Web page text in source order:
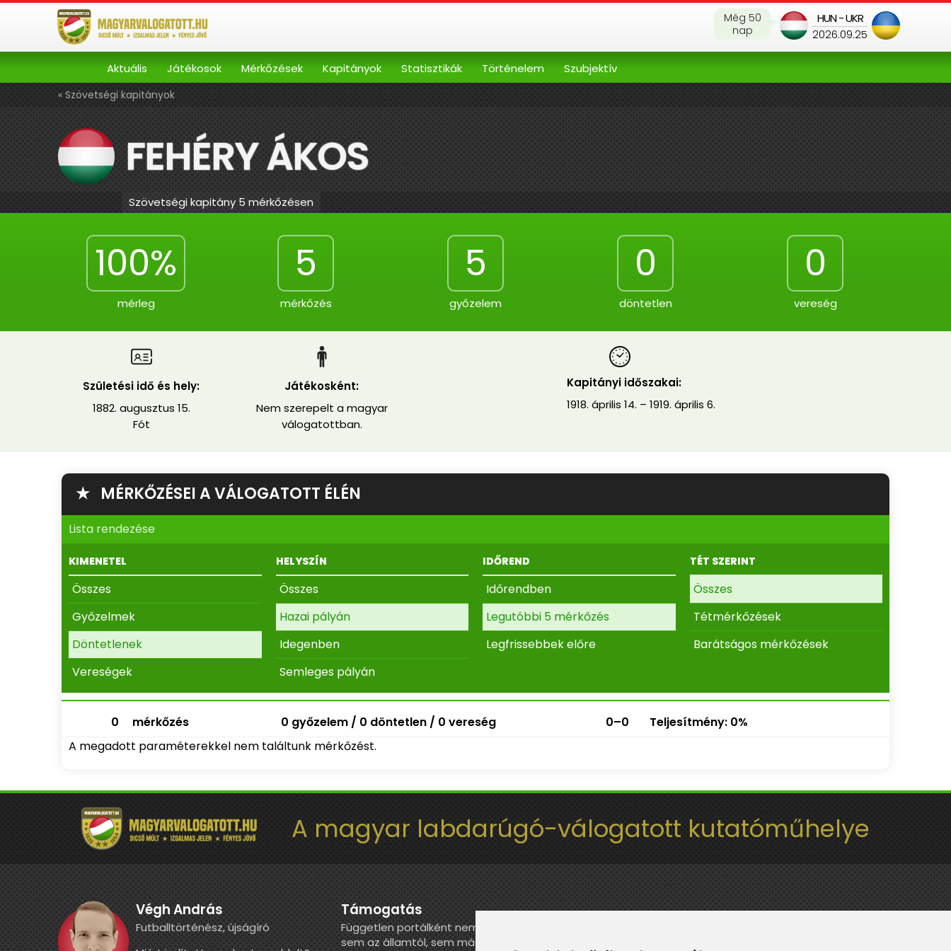
HUN - UKR
2026.09.25
Még 50
nap
Aktuális Játékosok Mérkőzések Kapitányok Statisztikák Történelem Szubjektív
« Szövetségi kapitányok
FEHÉRY ÁKOS
Szövetségi kapitány 5 mérkőzésen
100%
mérleg
5
mérkőzés
5
győzelem
0
döntetlen
0
vereség
Születési idő és hely:
1882. augusztus 15.
Fót
Játékosként:
Nem szerepelt a magyar
válogatottban.
Kapitányi időszakai:
1918. április 14. – 1919. április 6.
★ MÉRKŐZÉSEI A VÁLOGATOTT ÉLÉN
Lista rendezése
KIMENETEL
Összes
Győzelmek
Döntetlenek
Vereségek
HELYSZÍN
Összes
Hazai pályán
Idegenben
Semleges pályán
IDŐREND
Időrendben
Legutóbbi 5 mérkőzés
Legfrissebbek előre
TÉT SZERINT
Összes
Tétmérkőzések
Barátságos mérkőzések
0 mérkőzés 0 győzelem / 0 döntetlen / 0 vereség 0–0
Teljesítmény: 0%
A megadott paraméterekkel nem találtunk mérkőzést.
A magyar labdarúgó-válogatott kutatóműhelye
Végh András
Futballtörténész, újságíró
Támogatás
Független portálként nem kapunk juttatást
sem az államtól, sem más szervezettől. Ha